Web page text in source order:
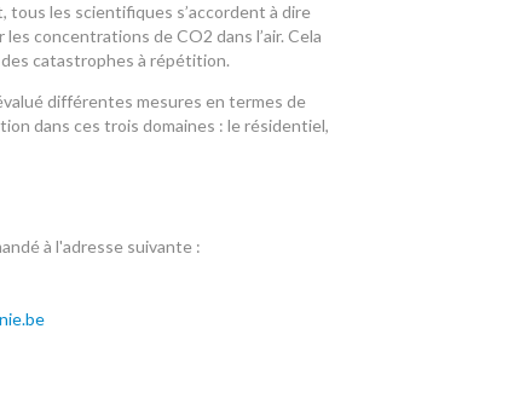
les scientifiques s’accordent à dire
concentrations de CO2 dans l’air. Cela
catastrophes à répétition.
différentes mesures en termes de
dans ces trois domaines : le résidentiel,
à l'adresse suivante :